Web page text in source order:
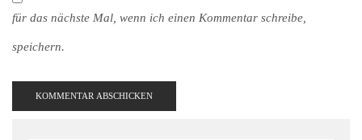
für das nächste Mal, wenn ich einen Kommentar schreibe,
speichern.